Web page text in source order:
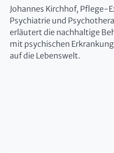
Johannes Kirchhof, Pflege-
Psychiatrie und
erläutert die nachhaltige
mit psychischen
auf die Lebenswelt.